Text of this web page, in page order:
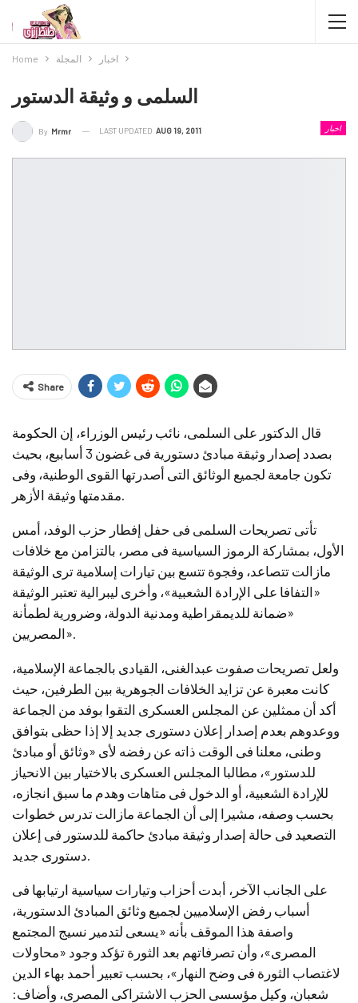
Home المجلة اخبار
السلمى و وثيقة الدستور
اخبار By Mrmr LAST UPDATED AUG 19, 2011
Share
قال الدكتور على السلمى، نائب رئيس الوزراء، إن الحكومة
بصدد إصدار وثيقة مبادئ دستورية فى غضون 3 أسابيع، بحيث
تكون جامعة لجميع الوثائق التى أصدرتها القوى الوطنية، وفى
مقدمتها وثيقة الأزهر.
تأتى تصريحات السلمى فى حفل إفطار حزب الوفد، أمس
الأول، بمشاركة الرموز السياسية فى مصر، بالتزامن مع خلافات
مازالت تتصاعد، وفجوة تتسع بين تيارات إسلامية ترى الوثيقة
«التفافا على الإرادة الشعبية»، وأخرى ليبرالية تعتبر الوثيقة
«ضمانة للديمقراطية ومدنية الدولة، وضرورية لطمأنة
المصريين».
ولعل تصريحات صفوت عبدالغنى، القيادى بالجماعة الإسلامية،
كانت معبرة عن تزايد الخلافات الجوهرية بين الطرفين، حيث
أكد أن ممثلين عن المجلس العسكرى التقوا بوفد من الجماعة
ووعدوهم بعدم إصدار إعلان دستورى جديد إلا إذا حظى بتوافق
وطنى، معلنا فى الوقت ذاته عن رفضه لأى «وثائق أو مبادئ
للدستور»، مطالبا المجلس العسكرى بالاختيار بين الانحياز
للإرادة الشعبية، أو الدخول فى متاهات وهدم ما سبق انجازه،
بحسب وصفه، مشيرا إلى أن الجماعة مازالت تدرس خطوات
التصعيد فى حالة إصدار وثيقة مبادئ حاكمة للدستور فى إعلان
دستورى جديد.
على الجانب الآخر، أبدت أحزاب وتيارات سياسية ارتيابها فى
أسباب رفض الإسلاميين لجميع وثائق المبادئ الدستورية،
واصفة هذا الموقف بأنه «يسعى لتدمير نسيج المجتمع
المصرى»، وأن تصرفاتهم بعد الثورة تؤكد وجود «محاولات
لاغتصاب الثورة فى وضح النهار»، بحسب تعبير أحمد بهاء الدين
شعبان، وكيل مؤسسى الحزب الاشتراكى المصرى، وأضاف: